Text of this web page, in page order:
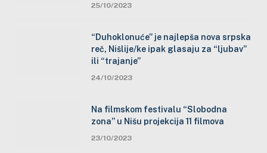
25/10/2023
“Duhoklonuće” je najlepša nova srpska
reč, Nišlije/ke ipak glasaju za “ljubav”
ili “trajanje”
24/10/2023
Na filmskom festivalu “Slobodna
zona” u Nišu projekcija 11 filmova
23/10/2023